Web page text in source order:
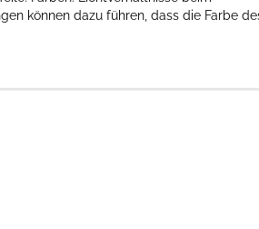
können dazu führen, dass die Farbe